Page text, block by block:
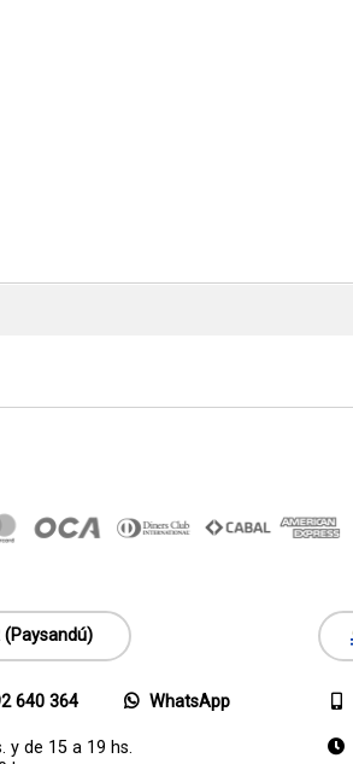
(Paysandú)
640 364 WhatsApp
y de 15 a 19 hs.